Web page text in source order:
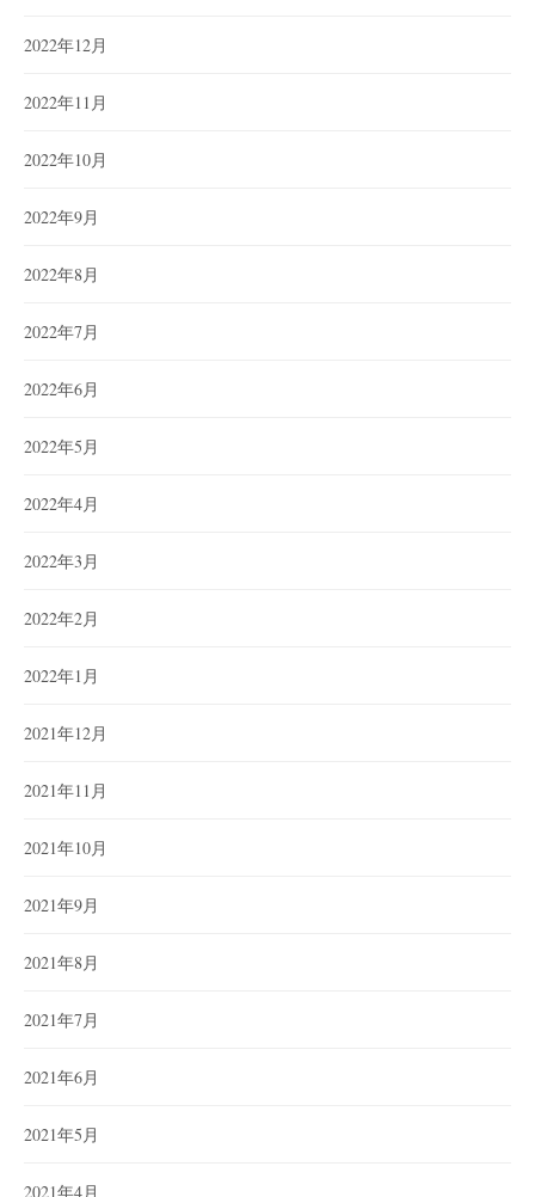
2022年12月
2022年11月
2022年10月
2022年9月
2022年8月
2022年7月
2022年6月
2022年5月
2022年4月
2022年3月
2022年2月
2022年1月
2021年12月
2021年11月
2021年10月
2021年9月
2021年8月
2021年7月
2021年6月
2021年5月
2021年4月